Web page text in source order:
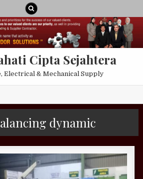
Cipta Sejahtera
Electrical & Mechanical Supply
dynamic